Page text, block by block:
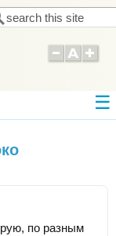
поиска
по разным